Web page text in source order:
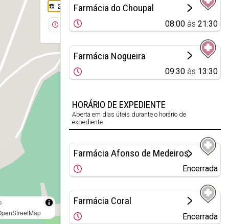
261 786 207
Encerrada
Farmácia do Choupal
08:00 às21:30
Farmácia Nogueira
09:30 às 13:30
HORÁRIO DE EXPEDIENTE
Aberta em dias úteis durante o horário de
expediente
Farmácia Afonso de Medeiros
Encerrada
Farmácia Coral
Encerrada